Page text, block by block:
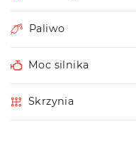
Paliwo
Moc silnika
Skrzynia